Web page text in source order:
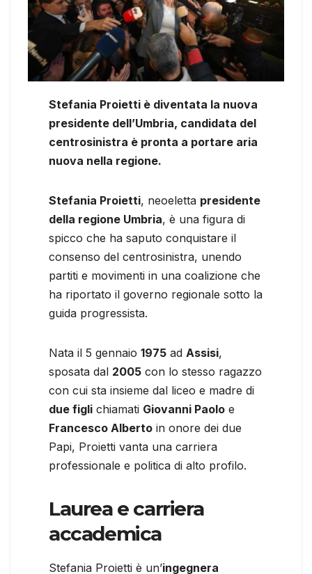
Stefania Proietti è diventata la nuova
presidente dell’Umbria, candidata del
centrosinistra è pronta a portare aria
nuova nella regione.
Stefania Proietti, neoeletta presidente
della regione Umbria, è una figura di
spicco che ha saputo conquistare il
consenso del centrosinistra, unendo
partiti e movimenti in una coalizione che
ha riportato il governo regionale sotto la
guida progressista.
Nata il 5 gennaio 1975 ad Assisi,
sposata dal 2005 con lo stesso ragazzo
con cui sta insieme dal liceo e madre di
due figli chiamati Giovanni Paolo e
Francesco Alberto in onore dei due
Papi, Proietti vanta una carriera
professionale e politica di alto profilo.
Laurea e carriera
accademica
Stefania Proietti è un’ingegnera